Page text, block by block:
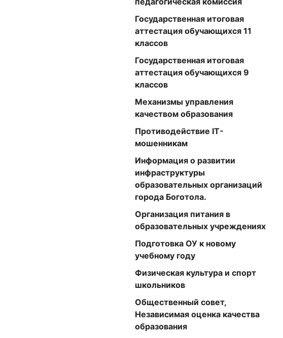
Государственная итоговая
аттестация обучающихся 11
классов
Государственная итоговая
аттестация обучающихся 9
классов
Механизмы управления
качеством образования
Противодействие IT-
мошенникам
Информация о развитии
инфраструктуры
образовательных организаций
города Боготола.
Организация питания в
образовательных учреждениях
Подготовка ОУ к новому
учебному году
Физическая культура и спорт
школьников
Общественный совет,
Независимая оценка качества
образования